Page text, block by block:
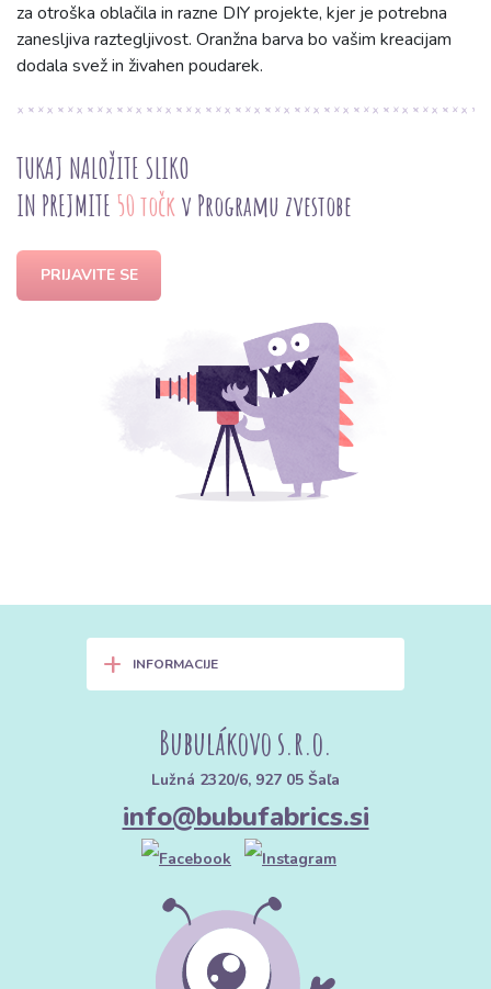
za otroška oblačila in razne DIY projekte, kjer je potrebna
zanesljiva raztegljivost. Oranžna barva bo vašim kreacijam
dodala svež in živahen poudarek.
TUKAJ NALOŽITE SLIKO
IN PREJMITE 50 točk v Programu zvestobe
PRIJAVITE SE
+ INFORMACIJE
Bubulákovo s.r.o.
Lužná 2320/6, 927 05 Šaľa
info@bubufabrics.si